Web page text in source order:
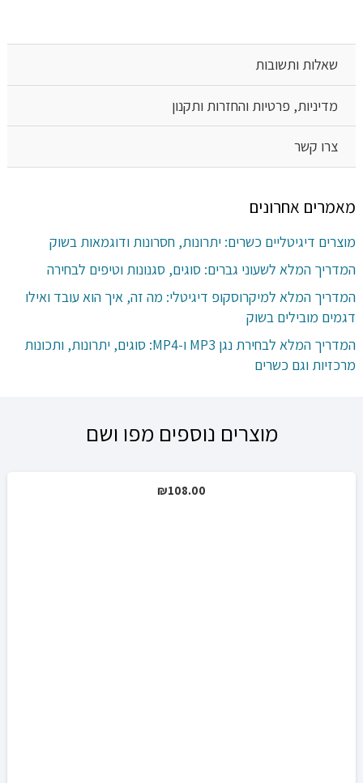
שאלות ותשובות
מדיניות, פרטיות והחזרות ותקנון
צרו קשר
מאמרים אחרונים
מוצרים דיגיטליים כשרים: יתרונות, חסרונות ודוגמאות בשוק
המדריך המלא לשעוני גברים: סוגים, סגנונות וטיפים לבחירה
המדריך המלא למיקרוסקופ דיגיטלי: מה זה, איך הוא עובד ואילו
דגמים מובילים בשוק
המדריך המלא לבחירת נגן MP3 ו-MP4: סוגים, יתרונות, ותכונות
מרכזיות וגם כשרים
מוצרים נוספים מפו ושם
₪108.00